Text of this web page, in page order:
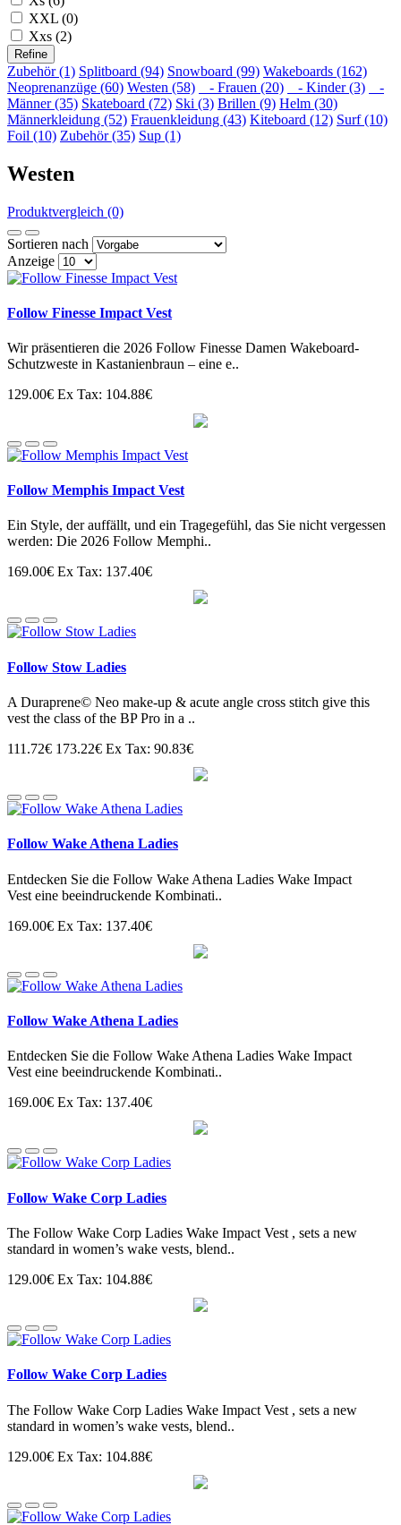
XXL (0)
Xxs (2)
Refine
Zubehör (1) Splitboard (94) Snowboard (99) Wakeboards (162)
Neoprenanzüge (60) Westen (58) - Frauen (20) - Kinder (3)
-
Männer (35) Skateboard (72) Ski (3) Brillen (9) Helm (30)
Männerkleidung (52) Frauenkleidung (43) Kiteboard (12) Surf (10)
Foil (10) Zubehör (35) Sup (1)
Westen
Produktvergleich (0)
Sortieren nach
Anzeige
Follow Finesse Impact Vest
Wir präsentieren die 2026 Follow Finesse Damen Wakeboard-
Schutzweste in Kastanienbraun – eine e..
129.00€ Ex Tax: 104.88€
Follow Memphis Impact Vest
Ein Style, der auffällt, und ein Tragegefühl, das Sie nicht vergessen
werden: Die 2026 Follow Memphi..
169.00€ Ex Tax: 137.40€
Follow Stow Ladies
A Duraprene© Neo make-up & acute angle cross stitch give this
vest the class of the BP Pro in a ..
111.72€ 173.22€ Ex Tax: 90.83€
Follow Wake Athena Ladies
Entdecken Sie die Follow Wake Athena Ladies Wake Impact
Vest eine beeindruckende Kombinati..
169.00€ Ex Tax: 137.40€
Follow Wake Athena Ladies
Entdecken Sie die Follow Wake Athena Ladies Wake Impact
Vest eine beeindruckende Kombinati..
169.00€ Ex Tax: 137.40€
Follow Wake Corp Ladies
The Follow Wake Corp Ladies Wake Impact Vest , sets a new
standard in women’s wake vests, blend..
129.00€ Ex Tax: 104.88€
Follow Wake Corp Ladies
The Follow Wake Corp Ladies Wake Impact Vest , sets a new
standard in women’s wake vests, blend..
129.00€ Ex Tax: 104.88€